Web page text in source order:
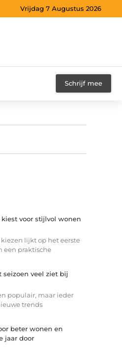
Vrijdag 7 Augustus 2026
Schrijf mee
voor stijlvol wonen
lijkt op het eerste
een praktische
seizoen veel ziet bij
populair, maar ieder
trends
beter wonen en
jaar door